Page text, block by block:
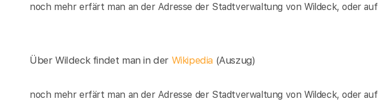
noch mehr erfärt man an der Adresse der Stadtverwaltung von Wildeck, oder auf
Über Wildeck findet man in der Wikipedia (Auszug)
noch mehr erfärt man an der Adresse der Stadtverwaltung von Wildeck, oder auf